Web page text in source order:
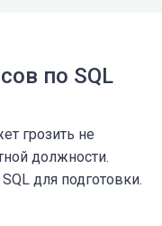
по SQL
грозить не
должности.
для подготовки.